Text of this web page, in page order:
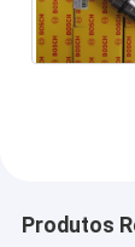
Produtos